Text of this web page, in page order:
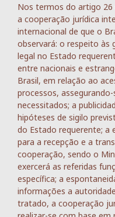
Nos termos do artigo 26
a cooperação jurídica
internacional de que o
observará: o respeito às
legal no Estado
entre nacionais e
Brasil, em relação ao
processos,
necessitados; a
hipóteses de sigilo
do Estado requerente; a
para a recepção e a
cooperação, sendo o
exercerá as referidas
específica; a
informações a
tratado, a cooperação